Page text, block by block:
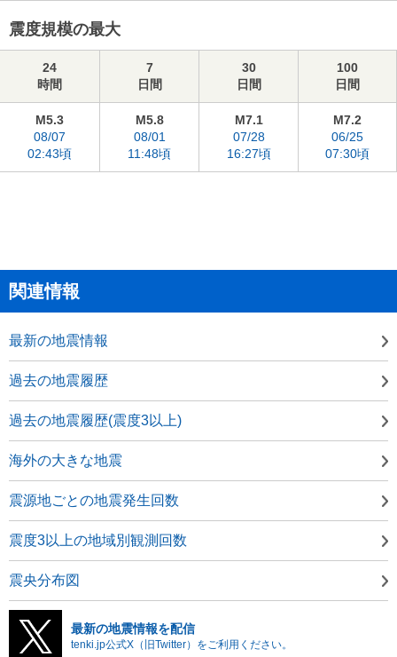
震度規模の最大
24
時間
7
日間
30
日間
100
日間
M5.3
08/07
02:43頃
M5.8
08/01
11:48頃
M7.1
07/28
16:27頃
M7.2
06/25
07:30頃
関連情報
最新の地震情報
過去の地震履歴
過去の地震履歴(震度3以上)
海外の大きな地震
震源地ごとの地震発生回数
震度3以上の地域別観測回数
震央分布図
最新の地震情報を配信
tenki.jp公式X（旧Twitter）をご利用ください。